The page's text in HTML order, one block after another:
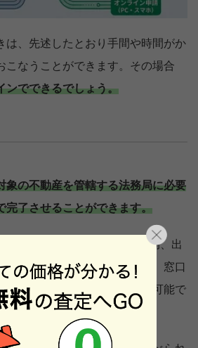
は、先述したとおり手間や時間がか
こなうことができます。その場合
ンでできるでしょう。
象の不動産を管轄する法務局に必要
完了させることができます。
る法務局、地方法務局、支局、出
法務局で行うことができます。窓口
もちろん、郵送でも手続きは可能で